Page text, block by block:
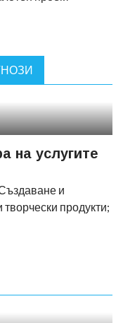
на услугите
и
продукти;